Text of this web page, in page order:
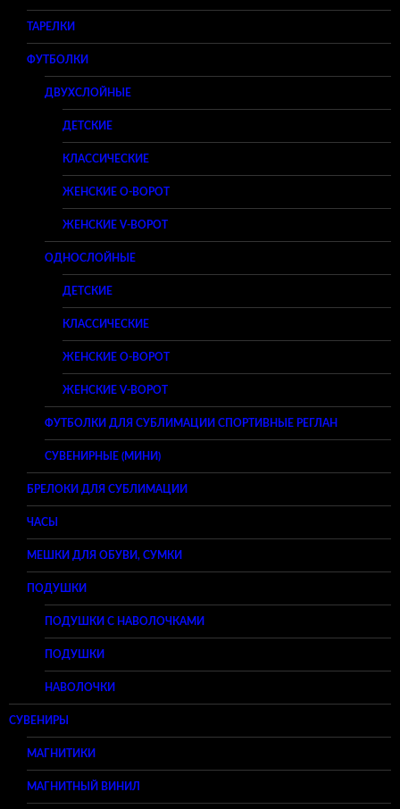
ТАРЕЛКИ
ФУТБОЛКИ
ДВУХСЛОЙНЫЕ
ДЕТСКИЕ
КЛАССИЧЕСКИЕ
ЖЕНСКИЕ O-ВОРОТ
ЖЕНСКИЕ V-ВОРОТ
ОДНОСЛОЙНЫЕ
ДЕТСКИЕ
КЛАССИЧЕСКИЕ
ЖЕНСКИЕ O-ВОРОТ
ЖЕНСКИЕ V-ВОРОТ
ФУТБОЛКИ ДЛЯ СУБЛИМАЦИИ СПОРТИВНЫЕ РЕГЛАН
СУВЕНИРНЫЕ (МИНИ)
БРЕЛОКИ ДЛЯ СУБЛИМАЦИИ
ЧАСЫ
МЕШКИ ДЛЯ ОБУВИ, СУМКИ
ПОДУШКИ
ПОДУШКИ С НАВОЛОЧКАМИ
ПОДУШКИ
НАВОЛОЧКИ
СУВЕНИРЫ
МАГНИТИКИ
МАГНИТНЫЙ ВИНИЛ